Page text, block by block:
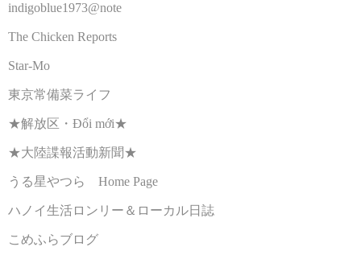
indigoblue1973@note
The Chicken Reports
Star-Mo
東京常備菜ライフ
★解放区・Đổi mới★
★大陸諜報活動新聞★
うる星やつら Home Page
ハノイ生活ロンリー＆ローカル日誌
こめふらブログ